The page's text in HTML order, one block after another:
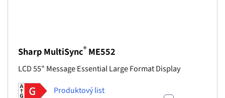
Sharp MultiSync® ME552
LCD 55" Message Essential Large Format Display
Produktový list